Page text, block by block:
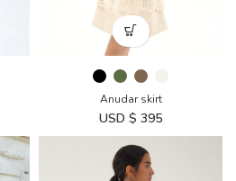
Anudar skirt
USD $ 395